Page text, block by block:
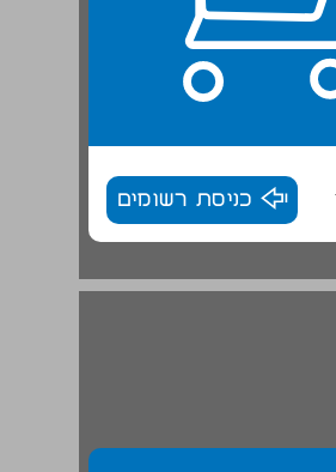
כניסת רשומים